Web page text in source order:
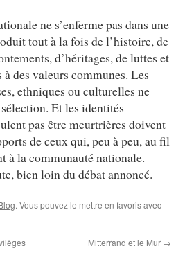
ne s’enferme pas dans une
tout à la fois de l’histoire, de
d’héritages, de luttes et
des valeurs communes. Les
ethniques ou culturelles ne
Et les identités
pas être meurtrières doivent
de ceux qui, peu à peu, au fil
à la communauté nationale.
bien loin du débat annoncé.
. Vous pouvez le mettre en favoris avec
Mitterrand et le Mur →